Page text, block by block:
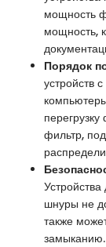
мощность
мощность,
Порядок
устройств
фильтр,
шнуры не
также
замыканию.